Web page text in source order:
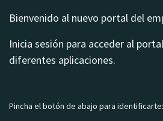
Bienvenido al nuevo portal del
Inicia sesión para acceder al
diferentes aplicaciones.
Pincha el botón de abajo para identificarte: